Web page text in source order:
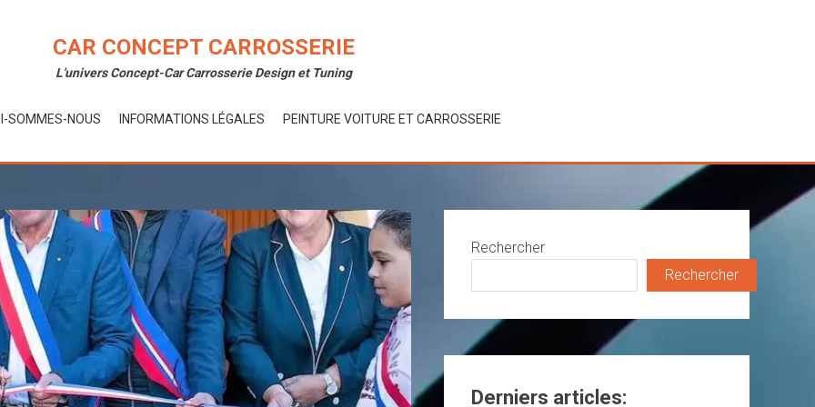
CAR CONCEPT CARROSSERIE
L'univers Concept-Car Carrosserie Design et Tuning
SOMMES-NOUS INFORMATIONS LÉGALES PEINTURE VOITURE ET CARROSSERIE
Rechercher
Rechercher
Derniers articles: